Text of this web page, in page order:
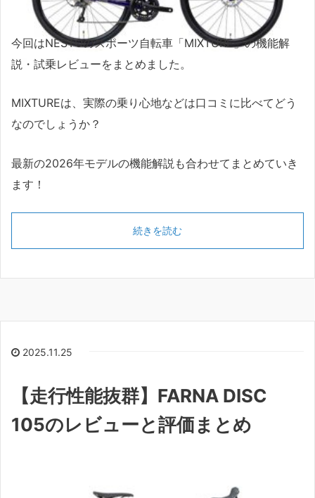
今回はNESTOのスポーツ自転車「MIXTURE」の機能解
説・試乗レビューをまとめました。
MIXTUREは、実際の乗り心地などは口コミに比べてどう
なのでしょうか？
最新の2026年モデルの機能解説も合わせてまとめていき
ます！
続きを読む
2025.11.25
【走行性能抜群】FARNA DISC
105のレビューと評価まとめ